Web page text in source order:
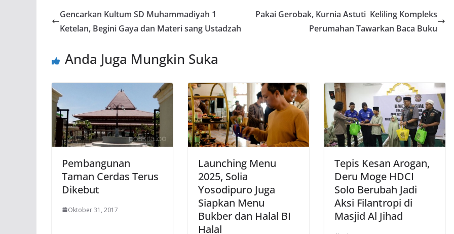
Gencarkan Kultum SD Muhammadiyah 1
Ketelan, Begini Gaya dan Materi sang Ustadzah
Pakai Gerobak, Kurnia Astuti Keliling Kompleks
Perumahan Tawarkan Baca Buku
Anda Juga Mungkin Suka
Pembangunan
Taman Cerdas Terus
Dikebut
Oktober 31, 2017
Launching Menu
2025, Solia
Yosodipuro Juga
Siapkan Menu
Bukber dan Halal BI
Halal
Tepis Kesan Arogan,
Deru Moge HDCI
Solo Berubah Jadi
Aksi Filantropi di
Masjid Al Jihad